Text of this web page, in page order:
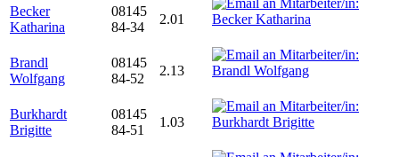
Becker
Katharina
08145
84-34
2.01
Brandl
Wolfgang
08145
84-52
2.13
Burkhardt
Brigitte
08145
84-51
1.03